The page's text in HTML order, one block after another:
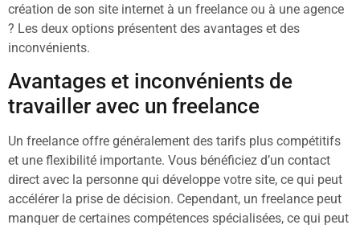
création de son site internet à un freelance ou à une agence
? Les deux options présentent des avantages et des
inconvénients.
Avantages et inconvénients de
travailler avec un freelance
Un freelance offre généralement des tarifs plus compétitifs
et une flexibilité importante. Vous bénéficiez d’un contact
direct avec la personne qui développe votre site, ce qui peut
accélérer la prise de décision. Cependant, un freelance peut
manquer de certaines compétences spécialisées, ce qui peut